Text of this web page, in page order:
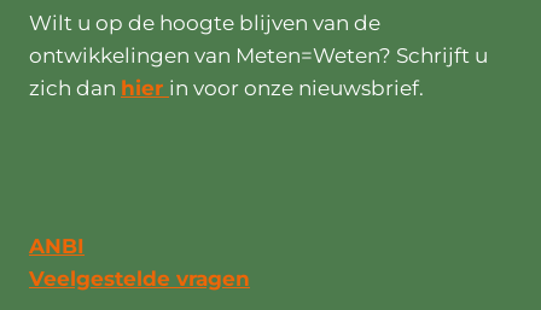
Wilt u op de hoogte blijven van de
ontwikkelingen van Meten=Weten? Schrijft u
zich dan hier in voor onze nieuwsbrief.
ANBI
Veelgestelde vragen